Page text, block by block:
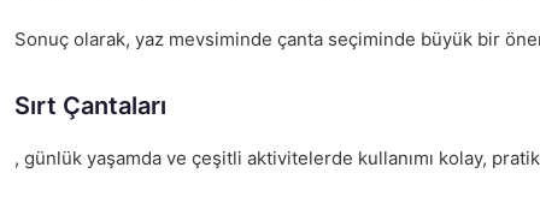
Sonuç olarak, yaz mevsiminde çanta seçiminde büyük bir
Sırt Çantaları
, günlük yaşamda ve çeşitli aktivitelerde kullanımı kolay,